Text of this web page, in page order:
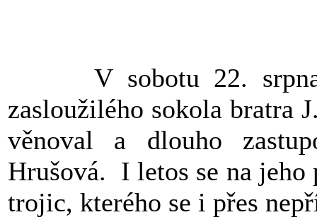
V sobotu 22. srpna
zasloužilého sokola bratra
věnoval a dlouho
Hrušová. I letos se na
trojic, kterého se i přes